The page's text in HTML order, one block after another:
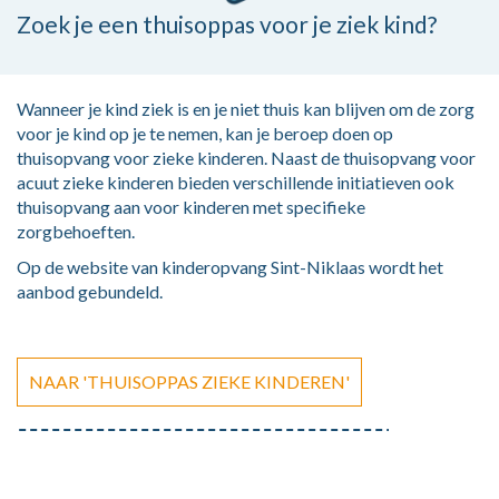
Zoek je een thuisoppas voor je ziek kind?
Wanneer je kind ziek is en je niet thuis kan blijven om de zorg
voor je kind op je te nemen, kan je beroep doen op
thuisopvang voor zieke kinderen. Naast de thuisopvang voor
acuut zieke kinderen bieden verschillende initiatieven ook
thuisopvang aan voor kinderen met specifieke
zorgbehoeften.
Op de website van kinderopvang Sint-Niklaas wordt het
aanbod gebundeld.
NAAR 'THUISOPPAS ZIEKE KINDEREN'